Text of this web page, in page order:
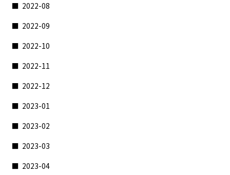
2022-08
2022-09
2022-10
2022-11
2022-12
2023-01
2023-02
2023-03
2023-04